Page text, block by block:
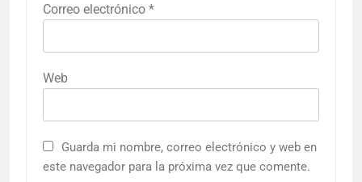
Correo electrónico *
Web
Guarda mi nombre, correo electrónico y web en
este navegador para la próxima vez que comente.